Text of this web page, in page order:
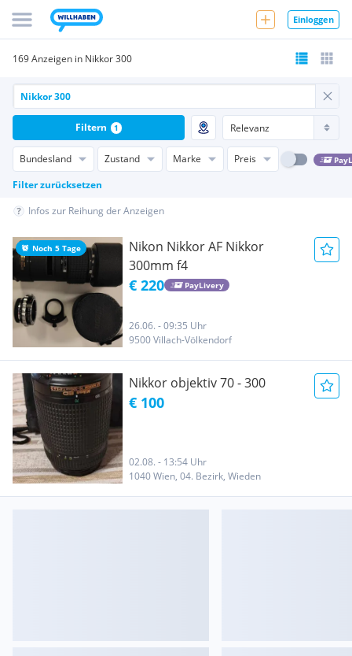
Einloggen
169 Anzeigen in Nikkor 300
Bundesland Zustand Marke Preis
Filter zurücksetzen
Filtern 1
Infos zur Reihung der Anzeigen
Noch 5 Tage
Nikon Nikkor AF Nikkor
300mm f4
€ 220 PayLivery
26.06. - 09:35 Uhr
9500 Villach-Völkendorf
Nikkor objektiv 70 - 300
€ 100
02.08. - 13:54 Uhr
1040 Wien, 04. Bezirk, Wieden